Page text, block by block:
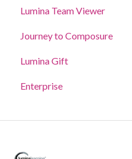
Lumina Team Viewer
Een team aanmaken,
Andere functies van
Journey to Composure
Lumina Gift
Enterprise